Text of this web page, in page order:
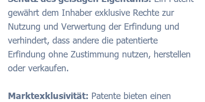
gewährt dem Inhaber exklusive Rechte zur
Nutzung und Verwertung der Erfindung und
verhindert, dass andere die patentierte
Erfindung ohne Zustimmung nutzen, herstellen
oder verkaufen.
Marktexklusivität: Patente bieten einen